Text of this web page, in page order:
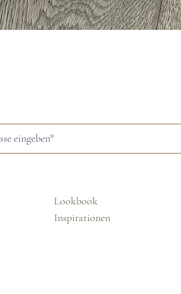
Lookbook
Inspirationen